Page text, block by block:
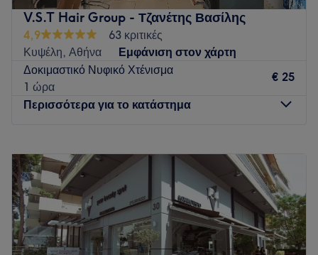
ενδιαφέρον, θέλουμε κάθε πελάτισσα να νιώθει σαν στο
σπίτι της. Παράλληλα, δίνουμε μεγάλη σημασία στην
ποιότητα των μαλλιών και στο αποτέλεσμα. Από φυσικές
βαφές μέχρι θεραπείες και styling, στόχος μας είναι να
φεύγεις πιο όμορφη αλλά και πιο χαρούμενη από όταν
ήρθες.
Go to venue
V.S.T Hair Group - Τζανέτης Βασίλης
4,9
63 κριτικές
Κυψέλη, Αθήνα
Εμφάνιση στον χάρτη
Δοκιμαστικό Νυφικό Χτένισμα
1 ώρα
€ 25
Περισσότερα για το κατάστημα
Τρίτη
Κλειστό
Τετάρτη
Κλειστό
Πέμπτη
09:00
20:00
Παρασκευή
09:00–20:00
Σάββατο
09:00–16:00
Κυριακή
Κλειστό